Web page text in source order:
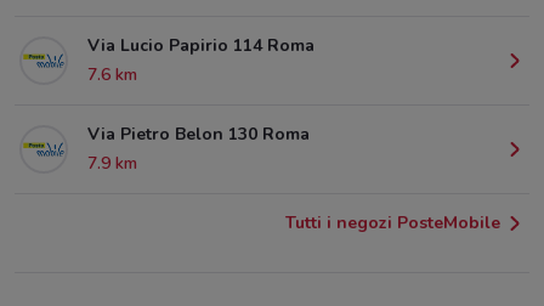
Via Lucio Papirio 114 Roma
7.6 km
Via Pietro Belon 130 Roma
7.9 km
Tutti i negozi PosteMobile